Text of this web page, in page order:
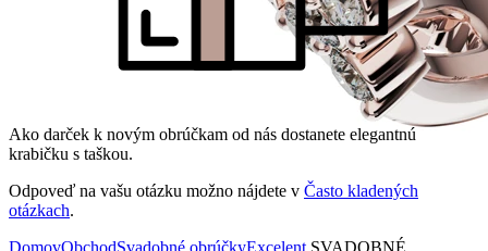
Ako darček k novým obrúčkam od nás dostanete elegantnú
krabičku s taškou.
Odpoveď na vašu otázku možno nájdete v Často kladených
otázkach.
DomovObchodSvadobné obrúčkyExcelent SVADOBNÉ